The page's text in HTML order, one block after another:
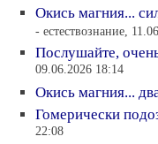
Окись магния...
- естествознание,
Послушайте,
09.06.2026 18:14
Окись магния...
Гомерически
22:08